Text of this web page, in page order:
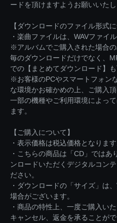
ードを頂けますようお願いいたし
【ダウンロードのファイル形式に
・楽曲ファイルは、WAVファイ
※アルバムでご購入された場合
毎のダウンロードだけでなく、
での【まとめてダウンロード】も
※お客様のPCやスマートフォン
な環境かお確かめの上、ご購入
一部の機種やご利用環境によっ
ます。
【ご購入について】
・表示価格は税込価格となります
・こちらの商品は「CD」では
ンロードいただくデジタルコン
ださい。
・ダウンロードの「サイズ」は
場合がございます。
・商品の特性上、一度ご購入い
キャンセル、返金を承ることがで